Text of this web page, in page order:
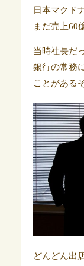
日本マクド
まだ売上60
当時社長だ
銀行の常務
ことがある
どんどん出